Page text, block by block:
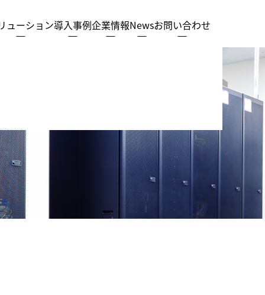
ューション導入事例企業情報Newsお問い合わせ